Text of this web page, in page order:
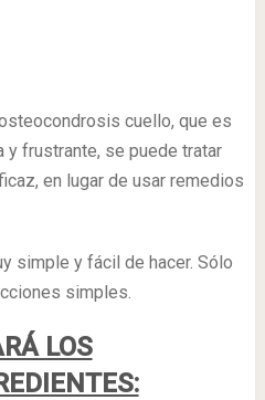
cuello, que es
y frustrante, se puede tratar
en lugar de usar remedios
simple y fácil de hacer. Sólo
simples.
LOS